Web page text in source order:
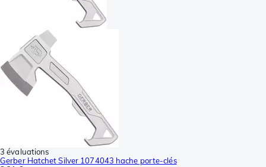
3 évaluations
Gerber Hatchet Silver 1074043 hache porte-clés